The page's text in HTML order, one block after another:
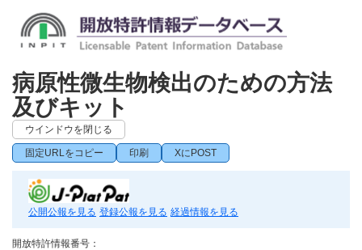
病原性微生物検出のための方法
及びキット
ウインドウを閉じる
固定URLをコピー 印刷 XにPOST
公開公報を見る 登録公報を見る 経過情報を見る
開放特許情報番号：